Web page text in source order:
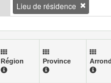
Lieu de résidence
Région Province